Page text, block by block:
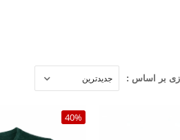
بر اساس :
40%